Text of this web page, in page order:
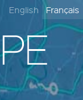
English Français